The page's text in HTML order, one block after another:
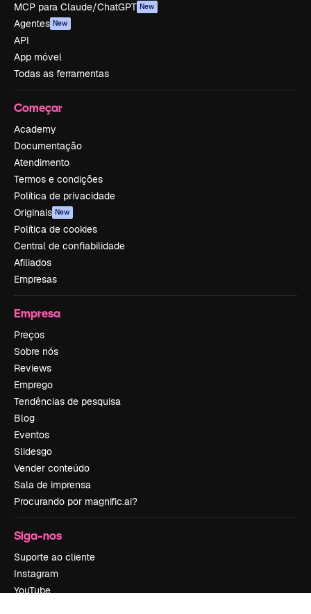
MCP para Claude/ChatGPT New
Agentes New
API
App móvel
Todas as ferramentas
Começar
Academy
Documentação
Atendimento
Termos e condições
Política de privacidade
Originais New
Política de cookies
Central de confiabilidade
Afiliados
Empresas
Empresa
Preços
Sobre nós
Reviews
Emprego
Tendências de pesquisa
Blog
Eventos
Slidesgo
Vender conteúdo
Sala de imprensa
Procurando por magnific.ai?
Siga-nos
Suporte ao cliente
Instagram
YouTube